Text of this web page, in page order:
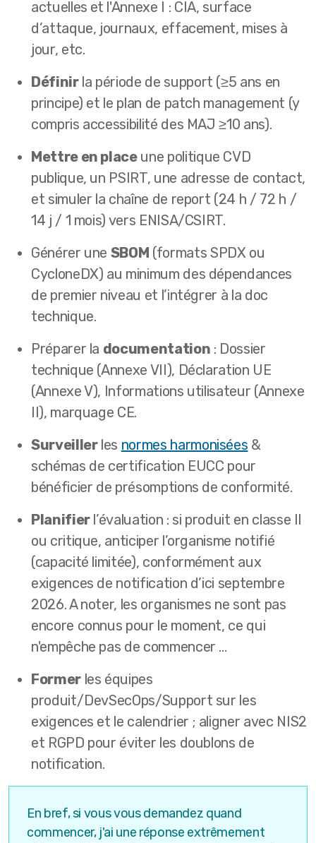
actuelles et l'Annexe I : CIA, surface
d’attaque, journaux, effacement, mises à
jour, etc.
Définirla période de support (≥5 ans en
principe) et le plan de patch management (y
compris accessibilité des MAJ ≥10 ans).
Mettre en placeune politique CVD
publique, un PSIRT, une adresse de contact,
et simuler la chaîne de report (24 h / 72 h /
14 j / 1 mois) vers ENISA/CSIRT.
Générer une SBOM (formats SPDX ou
CycloneDX) au minimum des dépendances
de premier niveau et l’intégrer à la doc
technique.
Préparer la documentation : Dossier
technique (Annexe VII), Déclaration UE
(Annexe V), Informations utilisateur (Annexe
II), marquage CE.
Surveillerles normes harmonisées &
schémas de certification EUCC pour
bénéficier de présomptions de conformité.
Planifierl’évaluation : si produit en classe II
ou critique, anticiper l’organisme notifié
(capacité limitée), conformément aux
exigences de notification d’ici septembre
2026. A noter, les organismes ne sont pas
encore connus pour le moment, ce qui
n'empêche pas de commencer ...
Formerles équipes
produit/DevSecOps/Support sur les
exigences et le calendrier ; aligner avec NIS2
et RGPD pour éviter les doublons de
notification.
En bref, si vous vous demandez quand
commencer, j'ai une réponse extrêmement